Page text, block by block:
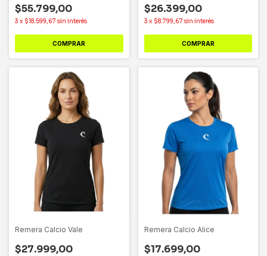
$55.799,00
3 x $18.599,67 sin interés
COMPRAR
$26.399,00
3 x $8.799,67 sin interés
COMPRAR
Remera Calcio Vale
$27.999,00
Remera Calcio Alice
$17.699,00